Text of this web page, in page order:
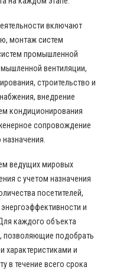
включают
монтаж систем
промышленной
вентиляции,
строительство и
внедрение
кондиционирования
сопровождение
ведущих мировых
с учетом назначения
посетителей,
и
каждого объекта
позволяющие подобрать
характеристиками и
в течение всего срока